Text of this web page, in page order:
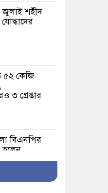
জুলাই শহীদ
৫২ কেজি
৩ গ্রেপ্তার
বিএনপির